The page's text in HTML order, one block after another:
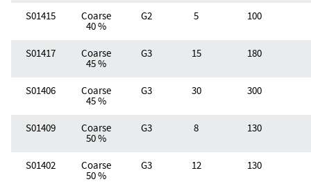
S01415 Coarse
40 %
G2 5 100
S01417 Coarse
45 %
G3 15 180
S01406 Coarse
45 %
G3 30 300
S01409 Coarse
50 %
G3 8 130
S01402 Coarse
50 %
G3 12 130